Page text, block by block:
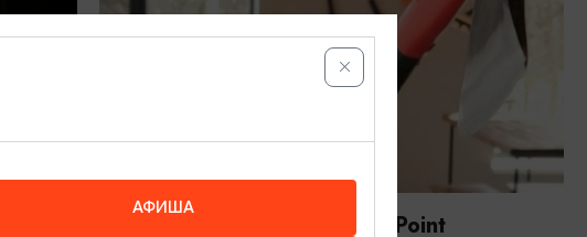
Клуб метания топоров Axe Point
АФИША